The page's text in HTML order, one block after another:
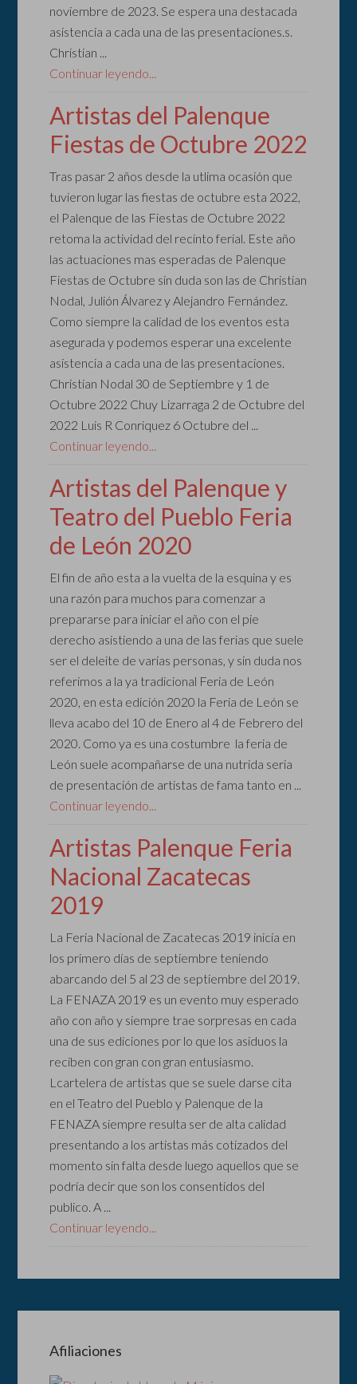
noviembre de 2023. Se espera una destacada
asistencia a cada una de las presentaciones.s.
Christian ...
Continuar leyendo...
Artistas del Palenque
Fiestas de Octubre 2022
Tras pasar 2 años desde la utlima ocasión que
tuvieron lugar las fiestas de octubre esta 2022,
el Palenque de las Fiestas de Octubre 2022
retoma la actividad del recinto ferial. Este año
las actuaciones mas esperadas de Palenque
Fiestas de Octubre sin duda son las de Christian
Nodal, Julión Álvarez y Alejandro Fernández.
Como siempre la calidad de los eventos esta
asegurada y podemos esperar una excelente
asistencia a cada una de las presentaciones.
Christian Nodal 30 de Septiembre y 1 de
Octubre 2022 Chuy Lizarraga 2 de Octubre del
2022 Luis R Conriquez 6 Octubre del ...
Continuar leyendo...
Artistas del Palenque y
Teatro del Pueblo Feria
de León 2020
El fin de año esta a la vuelta de la esquina y es
una razón para muchos para comenzar a
prepararse para iniciar el año con el pie
derecho asistiendo a una de las ferias que suele
ser el deleite de varias personas, y sin duda nos
referimos a la ya tradicional Feria de León
2020, en esta edición 2020 la Feria de León se
lleva acabo del 10 de Enero al 4 de Febrero del
2020. Como ya es una costumbre la feria de
León suele acompañarse de una nutrida seria
de presentación de artistas de fama tanto en ...
Continuar leyendo...
Artistas Palenque Feria
Nacional Zacatecas
2019
La Feria Nacional de Zacatecas 2019 inicia en
los primero días de septiembre teniendo
abarcando del 5 al 23 de septiembre del 2019.
La FENAZA 2019 es un evento muy esperado
año con año y siempre trae sorpresas en cada
una de sus ediciones por lo que los asiduos la
reciben con gran con gran entusiasmo.
Lcartelera de artistas que se suele darse cita
en el Teatro del Pueblo y Palenque de la
FENAZA siempre resulta ser de alta calidad
presentando a los artistas más cotizados del
momento sin falta desde luego aquellos que se
podría decir que son los consentidos del
publico. A ...
Continuar leyendo...
Afiliaciones